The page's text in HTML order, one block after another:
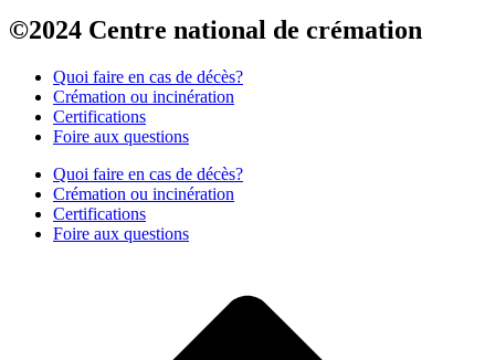
©2024 Centre national de crémation
Quoi faire en cas de décès?
Crémation ou incinération
Certifications
Foire aux questions
Quoi faire en cas de décès?
Crémation ou incinération
Certifications
Foire aux questions